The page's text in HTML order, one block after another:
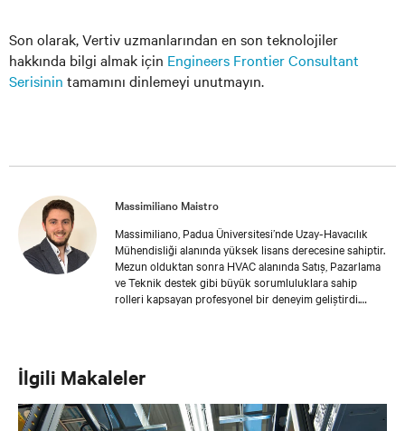
Son olarak, Vertiv uzmanlarından en son teknolojiler
hakkında bilgi almak için Engineers Frontier Consultant
Serisinin tamamını dinlemeyi unutmayın.
Massimiliano Maistro
Massimiliano, Padua Üniversitesi’nde Uzay-Havacılık
Mühendisliği alanında yüksek lisans derecesine sahiptir.
Mezun olduktan sonra HVAC alanında Satış, Pazarlama
ve Teknik destek gibi büyük sorumluluklara sahip
rolleri kapsayan profesyonel bir deneyim geliştirdi.
etmektedir.
İlgili Makaleler